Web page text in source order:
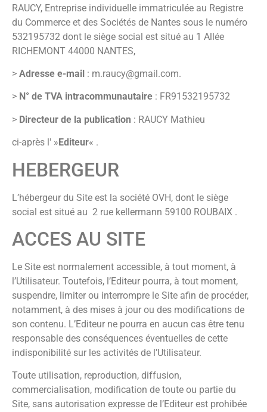
RAUCY, Entreprise individuelle immatriculée au Registre
du Commerce et des Sociétés de Nantes sous le numéro
532195732 dont le siège social est situé au 1 Allée
RICHEMONT 44000 NANTES,
> Adresse e-mail : m.raucy@gmail.com.
> N° de TVA intracommunautaire : FR91532195732
> Directeur de la publication : RAUCY Mathieu
ci-après l' »Editeur« .
HEBERGEUR
L’hébergeur du Site est la société OVH, dont le siège
social est situé au 2 rue kellermann 59100 ROUBAIX .
ACCES AU SITE
Le Site est normalement accessible, à tout moment, à
l’Utilisateur. Toutefois, l’Editeur pourra, à tout moment,
suspendre, limiter ou interrompre le Site afin de procéder,
notamment, à des mises à jour ou des modifications de
son contenu. L’Editeur ne pourra en aucun cas être tenu
responsable des conséquences éventuelles de cette
indisponibilité sur les activités de l’Utilisateur.
Toute utilisation, reproduction, diffusion,
commercialisation, modification de toute ou partie du
Site, sans autorisation expresse de l’Editeur est prohibée